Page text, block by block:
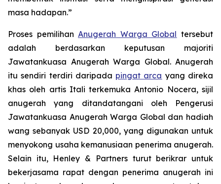
masa hadapan.”
Proses pemilihanAnugerah Warga Global tersebut
adalah berdasarkan keputusan majoriti
Jawatankuasa Anugerah Warga Global. Anugerah
itu sendiri terdiri daripada pingat arca yang direka
khas oleh artis Itali terkemuka Antonio Nocera, sijil
anugerah yang ditandatangani oleh Pengerusi
Jawatankuasa Anugerah Warga Global dan hadiah
wang sebanyak USD 20,000, yang digunakan untuk
menyokong usaha kemanusiaan penerima anugerah.
Selain itu, Henley & Partners turut berikrar untuk
bekerjasama rapat dengan penerima anugerah ini